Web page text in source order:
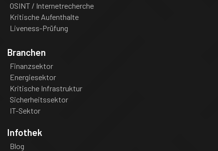
OSINT / Internetrecherche
Kritische Aufenthalte
Liveness-Prüfung
Branchen
Finanzsektor
Energiesektor
Kritische Infrastruktur
Sicherheitssektor
IT-Sektor
Infothek
Blog